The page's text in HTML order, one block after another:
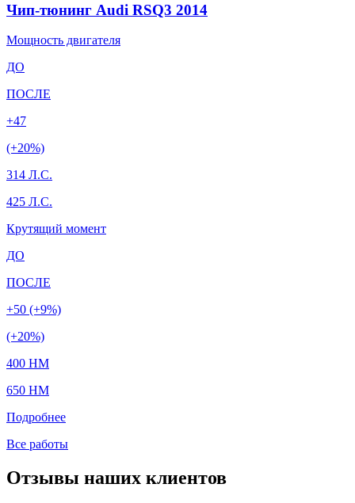
Чип-тюнинг Audi RSQ3 2014
Мощность двигателя
ДО
ПОСЛЕ
+47
(+20%)
314 Л.С.
425 Л.С.
Крутящий момент
ДО
ПОСЛЕ
+50 (+9%)
(+20%)
400 HM
650 HM
Подробнее
Все работы
Отзывы наших клиентов